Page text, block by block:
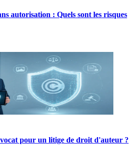
autorisation : Quels sont les risques
pour un litige de droit d'auteur ?